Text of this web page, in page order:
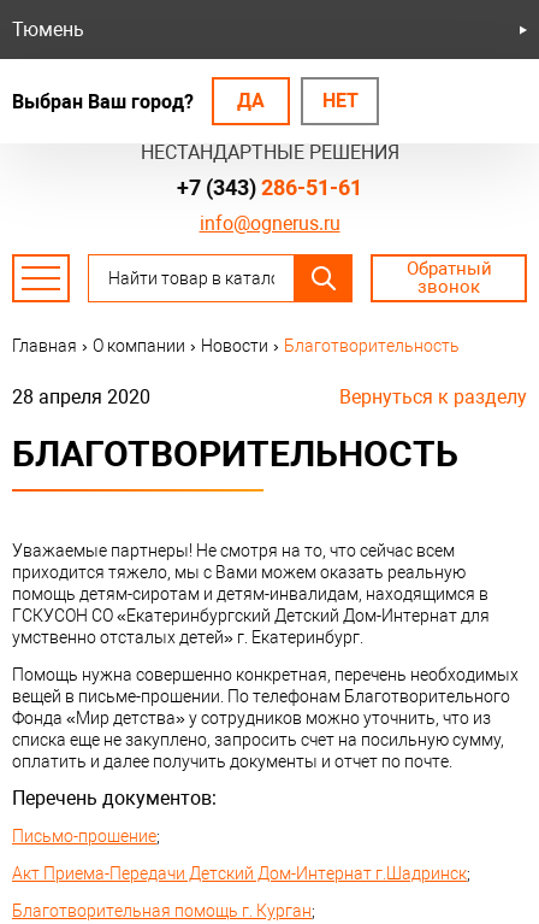
БЕЗОПАСНЫЕ СИСТЕМЫ
НЕСТАНДАРТНЫЕ РЕШЕНИЯ
Тюмень
Выбран Ваш город? ДА НЕТ
info@ognerus.ru
+7 (343)286-51-61
Обратный
звонок
Главная › О компании › Новости › Благотворительность
28 апреля 2020 Вернуться к разделу
БЛАГОТВОРИТЕЛЬНОСТЬ
Уважаемые партнеры! Не смотря на то, что сейчас всем
приходится тяжело, мы с Вами можем оказать реальную
помощь детям-сиротам и детям-инвалидам, находящимся в
ГСКУСОН СО «Екатеринбургский Детский Дом-Интернат для
умственно отсталых детей» г. Екатеринбург.
Помощь нужна совершенно конкретная, перечень необходимых
вещей в письме-прошении. По телефонам Благотворительного
Фонда «Мир детства» у сотрудников можно уточнить, что из
списка еще не закуплено, запросить счет на посильную сумму,
оплатить и далее получить документы и отчет по почте.
Перечень документов:
Письмо-прошение;
Акт Приема-Передачи Детский Дом-Интернат г.Шадринск;
Благотворительная помощь г. Курган;